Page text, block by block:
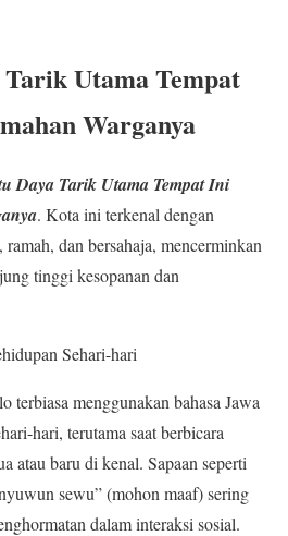
Tarik Utama Tempat
Warganya
Daya Tarik Utama Tempat Ini
. Kota ini terkenal dengan
dan bersahaja, mencerminkan
tinggi kesopanan dan
Sehari-hari
terbiasa menggunakan bahasa Jawa
hari, terutama saat berbicara
atau baru di kenal. Sapaan seperti
sewu” (mohon maaf) sering
dalam interaksi sosial.